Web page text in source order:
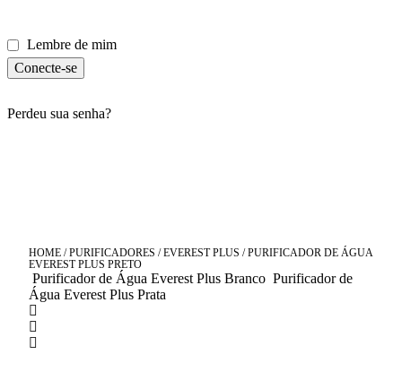
Lembre de mim
Conecte-se
Perdeu sua senha?
HOME /PURIFICADORES /EVEREST PLUS / PURIFICADOR DE ÁGUA
EVEREST PLUS PRETO
Purificador de Água Everest Plus Branco Purificador de
Água Everest Plus Prata